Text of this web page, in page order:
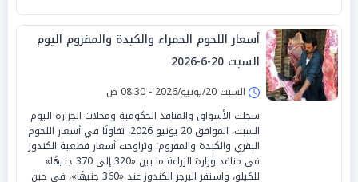
أسعار اللحوم الحمراء والكبدة والمفروم اليوم
السبت 20-6-2026
السبت 20/يونيو/2026 - 08:30 ص
سجلت الأسواق والمنافذ الحكومية ومحلات الجزارة اليوم
السبت، الموافق 20 يونيو 2026، تفاوتًا في أسعار اللحوم
البقري والكبدة والمفروم؛ وتراوحت أسعار قطعية الكندوز
في منافذ وزارة الزراعة ما بين «320 إلى 370 جنيهًا»
للكيلو، واستقر البرجر الكندوز عند «360 جنيهًا»، في حين